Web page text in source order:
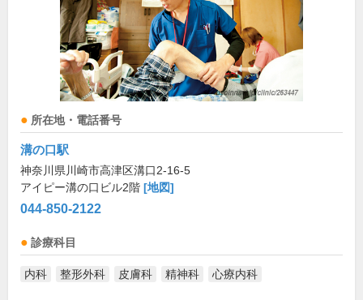
所在地・電話番号
溝の口駅
神奈川県川崎市高津区溝口2-16-5
アイピー溝の口ビル2階 [地図]
044-850-2122
診療科目
内科 整形外科 皮膚科 精神科 心療内科